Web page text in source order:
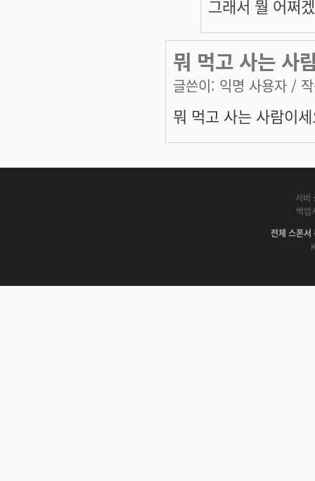
그래서 뭘 어쩌
뭐 먹고 사는 사
글쓴이: 익명 사용자 /
뭐 먹고 사는 사람이
서버
백업
전체 스폰서